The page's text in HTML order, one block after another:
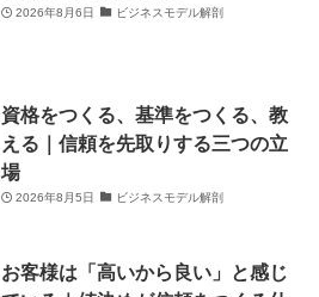
2026年8月6日 ビジネスモデル解剖
資格をつくる、基準をつくる、教
える｜信頼を先取りする三つの立
場
2026年8月5日 ビジネスモデル解剖
お客様は「高いから良い」と感じ